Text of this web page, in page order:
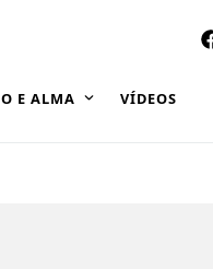
E ALMA VÍDEOS